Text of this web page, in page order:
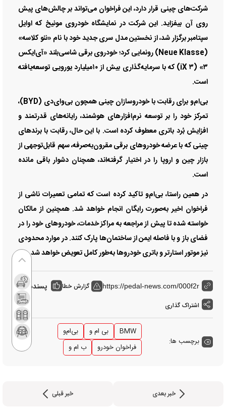
شرکت‌های چینی قرار دارد، این فراخوان می‌تواند بر چالش‌های پیش
روی آن بیفزاید. این شرکت در نمایشگاه خودروی مونیخ که اوایل
سپتامبر برگزار شد، از نخستین مدل سری جدید خود با نام «نئو کلاسه»
(Neue Klasse) رونمایی کرد؛ خودروی برقی شاسی‌بلند «آی‌ایکس
۳» (iX ۳) که با سرمایه‌گذاری بیش از ۱۰‌میلیارد یورویی توسعه‌یافته
است.
بی‌ام‌و برای رقابت با خودروسازان چینی همچون بی‌وای‌دی (BYD)،
تمرکز خود را بر توسعه نرم‌افزار‌های هوشمند، رایانه‌های قدرتمند و
افزایش بُرد باتری معطوف کرده است. با این حال، رقابت با برند‌های
چینی که با عرضه خودرو‌های برقی مقرون‌به‌صرفه، سهم قابل‌توجهی از
بازار چین و اروپا را در اختیار گرفته‌اند، همچنان دشوار باقی مانده
است.
در همین راستا، بی‌ام‌و تاکید کرده است که تمامی تعمیرات ناشی از
فراخوان اخیر به‌صورت رایگان انجام خواهد شد. همچنین از مالکان
خواسته شده تا پیش از مراجعه به مراکز خدمات، خودرو‌های خود را در
فضای باز و با فاصله ایمن از ساختمان‌ها پارک کنند. در موارد محدودی
نیز موتور استارتر و باتری خودرو‌ها به‌طور کامل تعویض خواهد شد.
https://pedal-news.com/000f2r گزارش خطا پسندها:0
اشتراک گذاری
برچسب ها:
BMW بی ام و
بی‌ام‌و
فراخوان خودرو
ب ام و
خبر بعدی خبر قبلی